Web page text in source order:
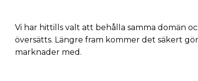
Vi har hittills valt att behålla samma domän
översätts. Längre fram kommer det säkert
marknader med.